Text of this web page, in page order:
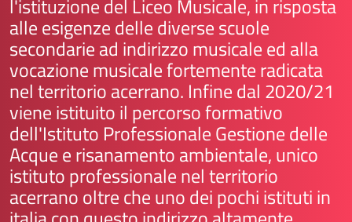
l'istituzione del Liceo Musicale, in risposta
alle esigenze delle diverse scuole
secondarie ad indirizzo musicale ed alla
vocazione musicale fortemente radicata
nel territorio acerrano. Infine dal 2020/21
viene istituito il percorso formativo
dell'Istituto Professionale Gestione delle
Acque e risanamento ambientale, unico
istituto professionale nel territorio
acerrano oltre che uno dei pochi istituti in